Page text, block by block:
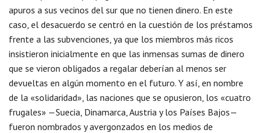
apuros a sus vecinos del sur que no tienen dinero. En este
caso, el desacuerdo se centró en la cuestión de los préstamos
frente a las subvenciones, ya que los miembros más ricos
insistieron inicialmente en que las inmensas sumas de dinero
que se vieron obligados a regalar deberían al menos ser
devueltas en algún momento en el futuro. Y así, en nombre
de la «solidaridad», las naciones que se opusieron, los «cuatro
frugales» —Suecia, Dinamarca, Austria y los Países Bajos—
fueron nombrados y avergonzados en los medios de